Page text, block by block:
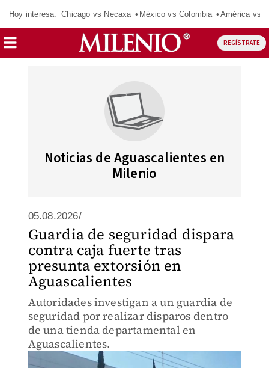
Hoy interesa: Chicago vs Necaxa México vs Colombia América vs
REGÍSTRATE
Noticias de Aguascalientes en
Milenio
05.08.2026/
Guardia de seguridad dispara
contra caja fuerte tras
presunta extorsión en
Aguascalientes
Autoridades investigan a un guardia de
seguridad por realizar disparos dentro
de una tienda departamental en
Aguascalientes.